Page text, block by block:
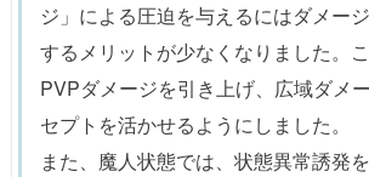
ジ」による圧迫を与えるにはダメー
するメリットが少なくなりました。
PVPダメージを引き上げ、広域ダメ
セプトを活かせるようにしました。
また、魔人状態では、状態異常誘発